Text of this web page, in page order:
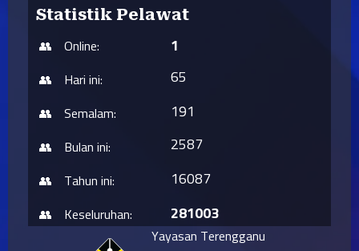
Statistik Pelawat
Online:
Hari ini:
Semalam:
Bulan ini:
Tahun ini:
Keseluruhan:
1
65
191
2587
16087
281003
Yayasan Terengganu